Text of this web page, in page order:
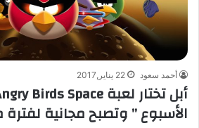
أحمد سعود 22 يناير,2017
الأسبوع ” وتصبح مجانية